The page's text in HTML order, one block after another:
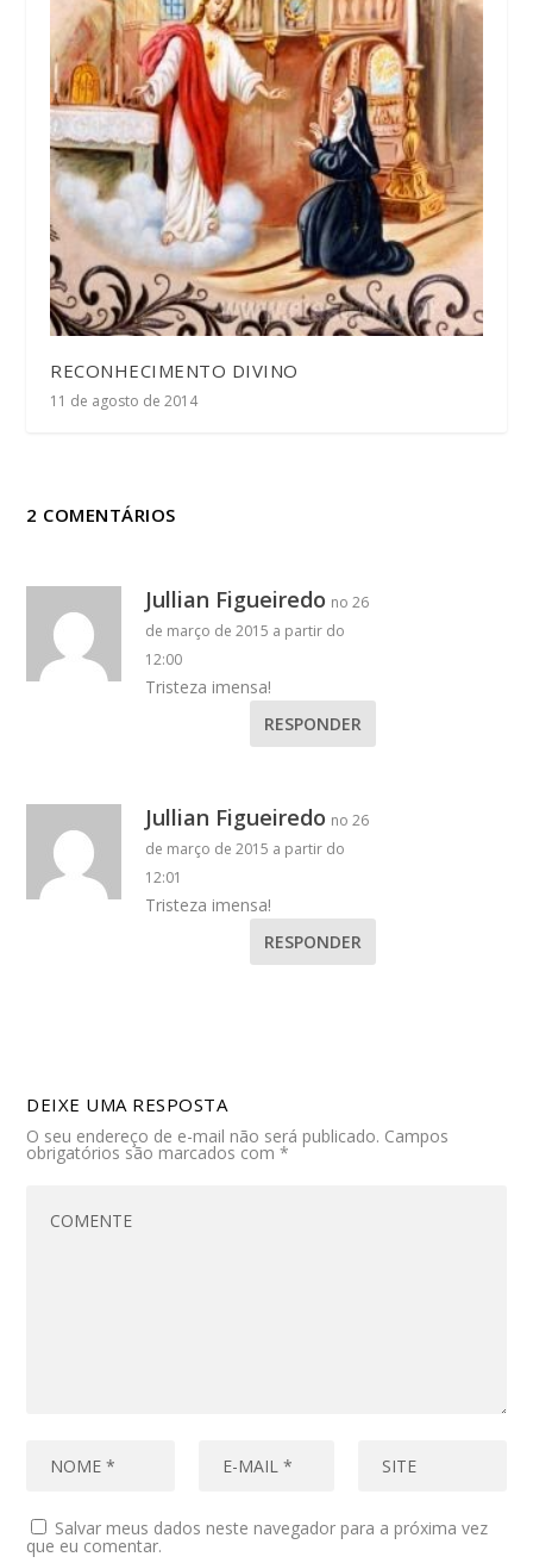
RECONHECIMENTO DIVINO
11 de agosto de 2014
2 COMENTÁRIOS
Jullian Figueiredo no 26
de março de 2015 a partir do
12:00
Tristeza imensa!
RESPONDER
Jullian Figueiredo no 26
de março de 2015 a partir do
12:01
Tristeza imensa!
RESPONDER
DEIXE UMA RESPOSTA
O seu endereço de e-mail não será publicado. Campos
obrigatórios são marcados com*
Salvar meus dados neste navegador para a próxima vez
que eu comentar.